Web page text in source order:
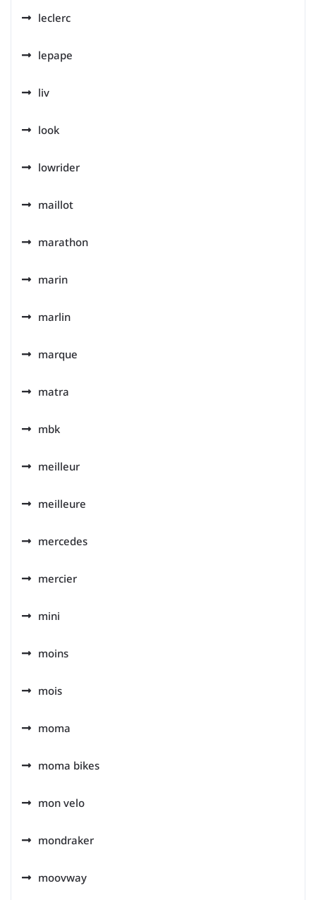
leclerc
lepape
liv
look
lowrider
maillot
marathon
marin
marlin
marque
matra
mbk
meilleur
meilleure
mercedes
mercier
mini
moins
mois
moma
moma bikes
mon velo
mondraker
moovway